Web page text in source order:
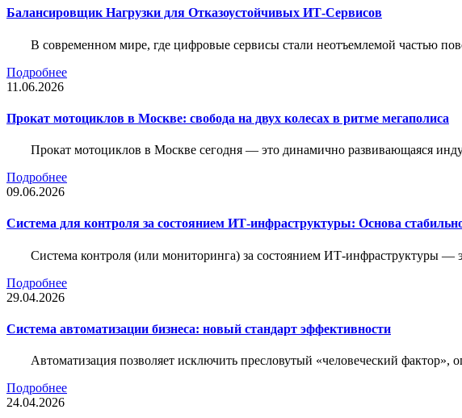
Балансировщик Нагрузки для Отказоустойчивых ИТ-Сервисов
В современном мире, где цифровые сервисы стали неотъемлемой частью
Подробнее
11.06.2026
Прокат мотоциклов в Москве: свобода на двух колесах в ритме мегаполиса
Прокат мотоциклов в Москве сегодня — это динамично развивающаяся
Подробнее
09.06.2026
Система для контроля за состоянием ИТ-инфраструктуры: Основа
Система контроля (или мониторинга) за состоянием ИТ-инфраструктуры —
Подробнее
29.04.2026
Система автоматизации бизнеса: новый стандарт эффективности
Автоматизация позволяет исключить пресловутый «человеческий фактор»,
Подробнее
24.04.2026